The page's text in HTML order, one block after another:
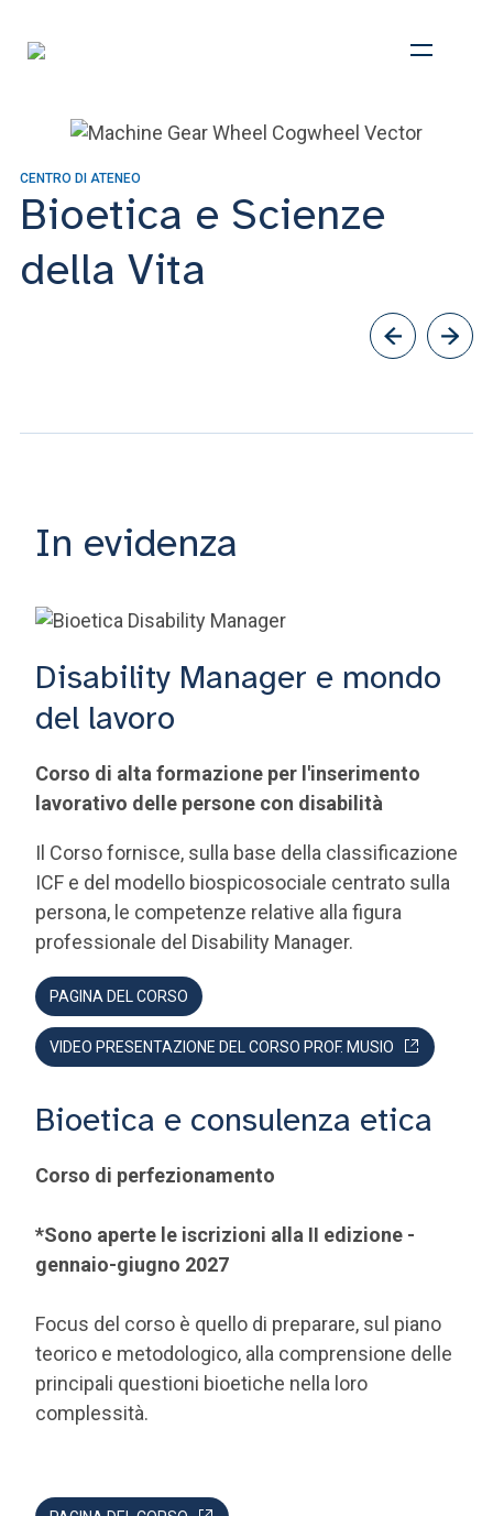
CENTRO DI ATENEO
Bioetica e Scienze
della Vita
In evidenza
Disability Manager e mondo
del lavoro
Corso di alta formazione per l'inserimento
lavorativo delle persone con disabilità
Il Corso fornisce, sulla base della classificazione
ICF e del modello biospicosociale centrato sulla
persona, le competenze relative alla figura
professionale del Disability Manager.
PAGINA DEL CORSO
VIDEO PRESENTAZIONE DEL CORSO PROF. MUSIO
Bioetica e consulenza etica
Corso di perfezionamento
*Sono aperte le iscrizioni alla II edizione -
gennaio-giugno 2027
Focus del corso è quello di preparare, sul piano
teorico e metodologico, alla comprensione delle
principali questioni bioetiche nella loro
complessità.